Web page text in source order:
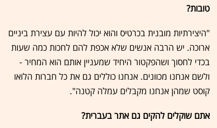
טובות?
"היצירתיות מובנית בכרטיס והוא יכול להיות עם עצירת ביניים
ארוכה. יש הרבה אנשים שלא אכפת להם לחכות כמה שעות
בכדי לחסוך ושהפקטור היחיד שמעניין אותם הוא המחיר -
ולשם אנחנו מכוונים. אנחנו כוללים גם את כל חברות הלואו
קוסט שמהן אנחנו מקבלים עמלה קטנה".
אתם שוקלים להקים גם אתר בעברית?